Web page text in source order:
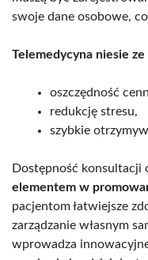
swoje dane osobowe,
Telemedycyna niesie
oszczędność
redukcję stresu,
szybkie
Dostępność konsultacji
elementem w
pacjentom łatwiejsze
zarządzanie własnym
wprowadza